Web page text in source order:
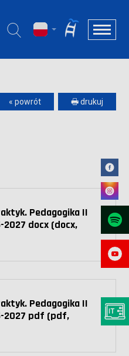
« powrót 🖶 drukuj
Pedagogika II
docx (docx,
Pedagogika II
2027 pdf (pdf,